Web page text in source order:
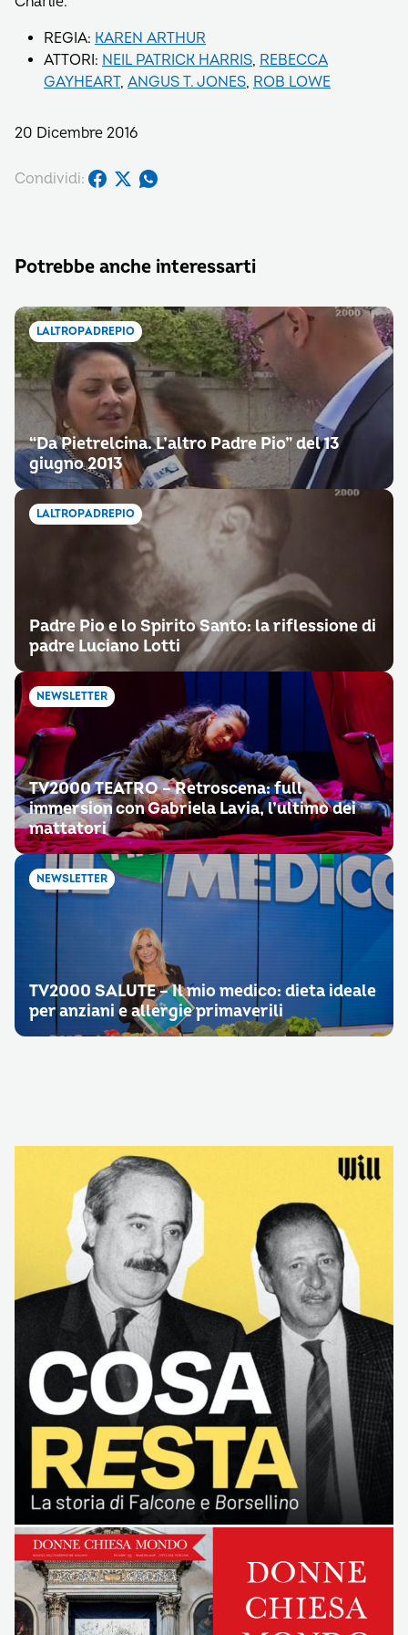
REGIA: KAREN ARTHUR
ATTORI: NEIL PATRICK HARRIS, REBECCA
GAYHEART, ANGUS T. JONES, ROB LOWE
20 Dicembre 2016
Condividi:
Potrebbe anche interessarti
LALTROPADREPIO
“Da Pietrelcina. L’altro Padre Pio” del 13
giugno 2013
LALTROPADREPIO
Padre Pio e lo Spirito Santo: la riflessione di
padre Luciano Lotti
NEWSLETTER
TV2000 TEATRO – Retroscena: full
immersion con Gabriela Lavia, l’ultimo dei
mattatori
NEWSLETTER
TV2000 SALUTE – Il mio medico: dieta ideale
per anziani e allergie primaverili